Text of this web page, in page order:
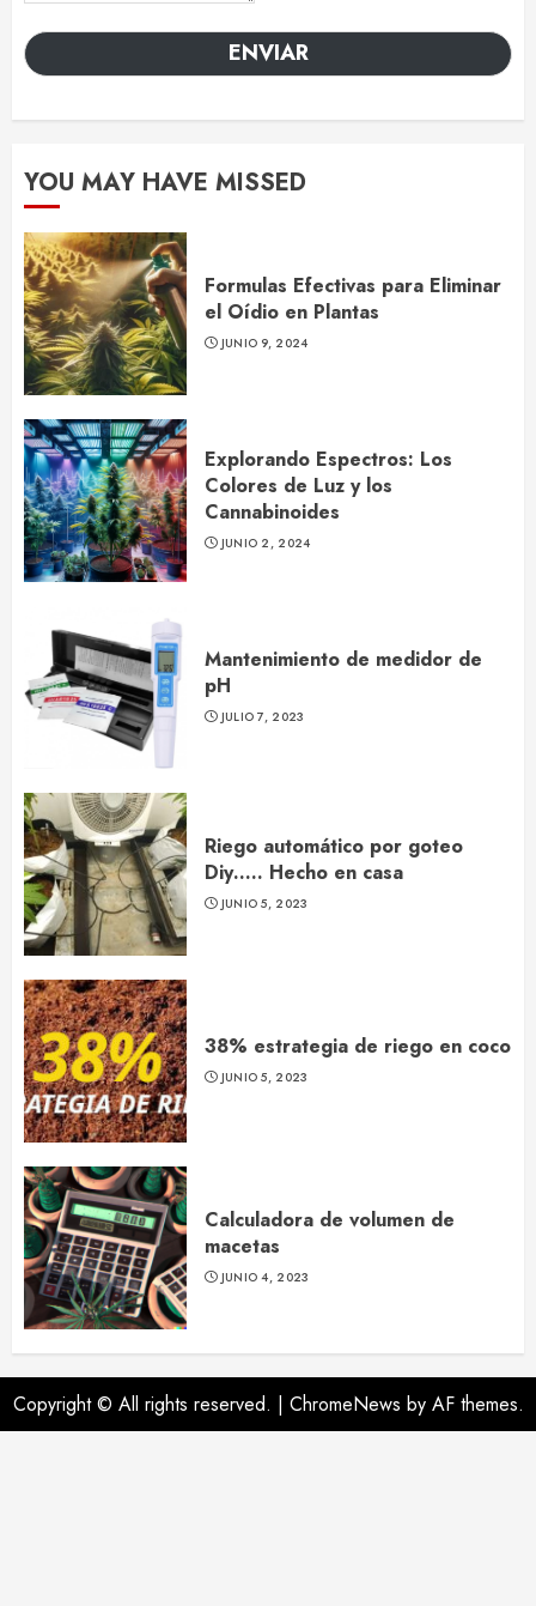
ENVIAR
YOU MAY HAVE MISSED
Formulas Efectivas para Eliminar
el Oídio en Plantas
JUNIO 9, 2024
Explorando Espectros: Los
Colores de Luz y los
Cannabinoides
JUNIO 2, 2024
Mantenimiento de medidor de
pH
JULIO 7, 2023
Riego automático por goteo
Diy….. Hecho en casa
JUNIO 5, 2023
38% estrategia de riego en coco
JUNIO 5, 2023
Calculadora de volumen de
macetas
JUNIO 4, 2023
Copyright © All rights reserved. | ChromeNews by AF themes.